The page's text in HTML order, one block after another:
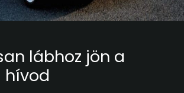
lábhoz jön a
hívod